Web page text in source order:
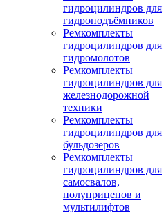
гидроцилиндров для
гидроподъёмников
Ремкомплекты
гидроцилиндров для
гидромолотов
Ремкомплекты
гидроцилиндров для
железнодорожной
техники
Ремкомплекты
гидроцилиндров для
бульдозеров
Ремкомплекты
гидроцилиндров для
самосвалов,
полуприцепов и
мультилифтов